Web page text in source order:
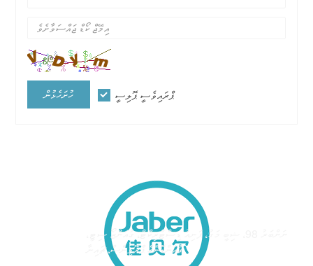
ހުށަހެޅުން ޕްރައިވެސީ ޕޮލިސީ
ނަންބަރު 98، ޝިބީ މަގު، ޕަނިއު ޑިސްޓްރިކްޓް، ގުއަންޒޯ ސިޓީ،
ގުއަންޑޮންގް ޕްރޮވިންސް، ޗައިނާ